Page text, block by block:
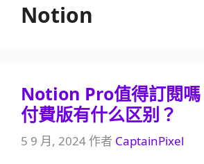
Notion
Notion Pro值得訂閱嗎
付費版有什么区别？
5 9 月, 2024作者 CaptainPixel